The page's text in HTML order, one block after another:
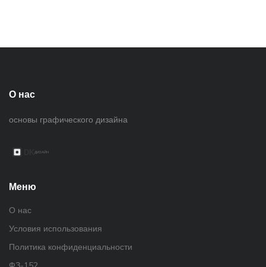
О нас
основы графического дизайна
Меню
О нас
Условия использования
Политика конфиденциальности